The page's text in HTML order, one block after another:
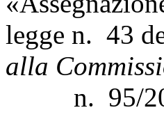
legge n. 43
alla
n. 95/